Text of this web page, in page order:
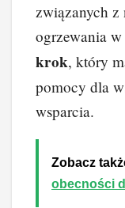
związanych z
ogrzewania
krok, który
pomocy dla
wsparcia.
Zobacz
obecności